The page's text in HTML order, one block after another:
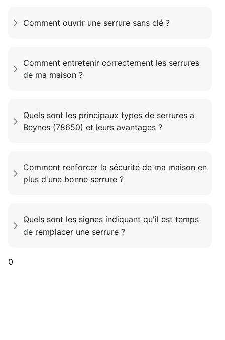
Comment ouvrir une serrure sans clé ?
Comment entretenir correctement les serrures
de ma maison ?
Quels sont les principaux types de serrures a
Beynes (78650) et leurs avantages ?
Comment renforcer la sécurité de ma maison en
plus d'une bonne serrure ?
Quels sont les signes indiquant qu'il est temps
de remplacer une serrure ?
0